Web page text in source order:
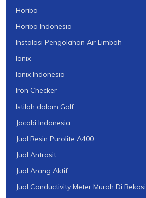
Horiba
Horiba Indonesia
Instalasi Pengolahan Air Limbah
Ionix
Ionix Indonesia
Iron Checker
Istilah dalam Golf
Jacobi Indonesia
Jual Resin Purolite A400
Jual Antrasit
Jual Arang Aktif
Jual Conductivity Meter Murah Di Bekasi